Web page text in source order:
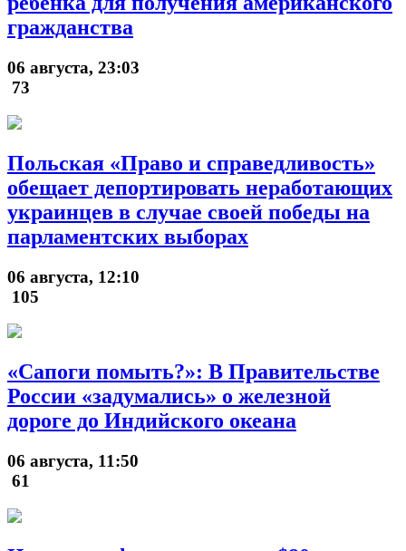
гражданства
06 августа, 23:03
73
Польская «Право и справедливость»
обещает депортировать неработающих
украинцев в случае своей победы на
парламентских выборах
06 августа, 12:10
105
«Сапоги помыть?»: В Правительстве
России «задумались» о железной
дороге до Индийского океана
06 августа, 11:50
61